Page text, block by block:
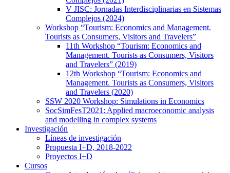
V JISC: Jornadas Interdisciplinarias en Sistemas
Complejos (2024)
Workshop “Tourism: Economics and Management.
Tourists as Consumers, Visitors and Travelers”
11th Workshop “Tourism: Economics and
Management. Tourists as Consumers, Visitors
and Travelers” (2019)
12th Workshop “Tourism: Economics and
Management. Tourists as Consumers, Visitors
and Travelers (2020)
SSW 2020 Workshop: Simulations in Economics
SocSimFesT2021: Applied macroeconomic analysis
and modelling in complex systems
Investigación
Líneas de investigación
Propuesta I+D, 2018-2022
Proyectos I+D
Cursos